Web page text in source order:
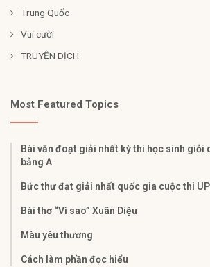
Trung Quốc
Vui cười
TRUYỆN DỊCH
Most Featured Topics
Bài văn đoạt giải nhất kỳ thi học sinh giỏi
bảng A
Bức thư đạt giải nhất quốc gia cuộc thi
Bài thơ “Vì sao” Xuân Diệu
Màu yêu thương
Cách làm phần đọc hiểu